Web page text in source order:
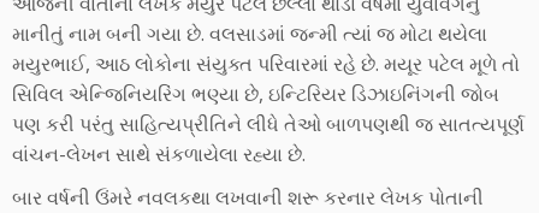
માનીતું નામ બની ગયા છે. વલસાડમાં જન્મી ત્યાં જ મોટા થયેલા
મયુરભાઈ, આઠ લોકોના સંયુક્ત પરિવારમાં રહે છે. મયૂર પટેલ મૂળે તો
સિવિલ એન્જિનિયરિંગ ભણ્યા છે, ઇન્ટિરિયર ડિઝાઇનિંગની જોબ
પણ કરી પરંતુ સાહિત્યપ્રીતિને લીધે તેઓ બાળપણથી જ સાતત્યપૂર્ણ
વાંચન-લેખન સાથે સંકળાયેલા રહ્યા છે.
બાર વર્ષની ઉંમરે નવલકથા લખવાની શરૂ કરનાર લેખક પોતાની